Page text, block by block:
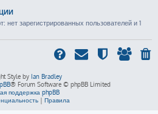
зарегистрированных пользователей и 1
Style by Ian Bradley
® Forum Software © phpBB Limited
поддержка phpBB
| Правила